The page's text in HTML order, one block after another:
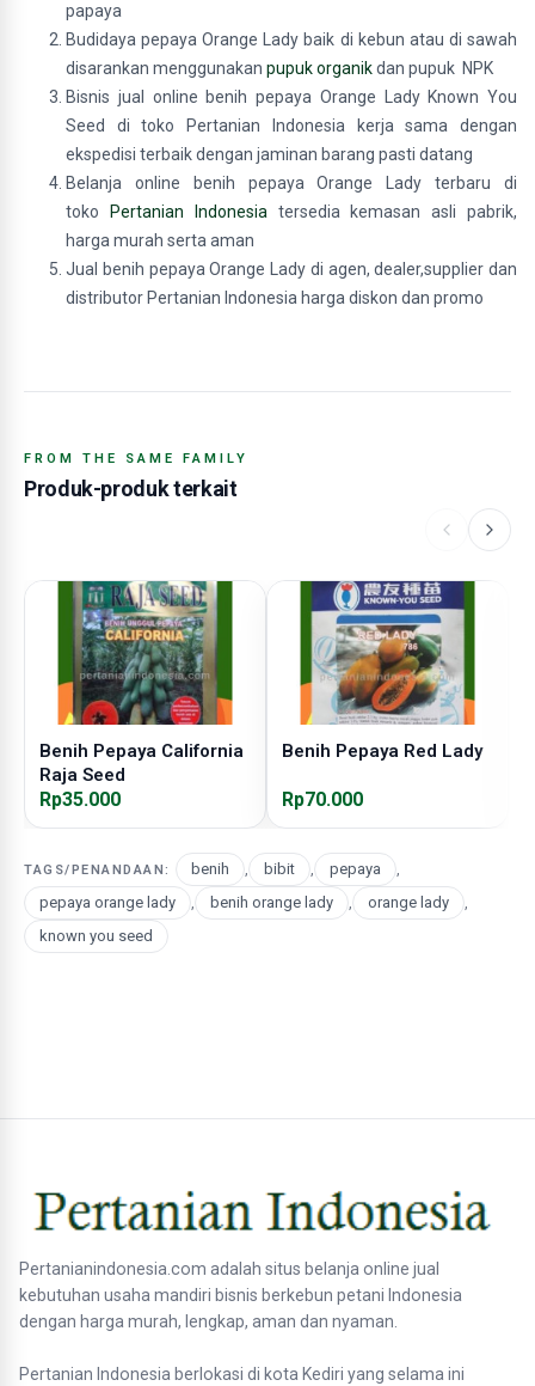
papaya
Budidaya pepaya Orange Lady baik di kebun atau di sawah
disarankan menggunakan pupuk organikdan pupuk NPK
Bisnis jual online benih pepaya Orange Lady Known You
Seed di toko Pertanian Indonesia kerja sama dengan
ekspedisi terbaik dengan jaminan barang pasti datang
Belanja online benih pepaya Orange Ladyterbaru di
toko
Pertanian Indonesia tersedia kemasan asli pabrik,
harga murah serta aman
Jual benih pepaya Orange Lady di agen, dealer,supplier dan
distributor Pertanian Indonesia harga diskon dan promo
FROM THE SAME FAMILY
Produk-produk terkait
Benih Pepaya California
Raja Seed
Rp35.000
Benih Pepaya Red Lady
Rp70.000
TAGS/PENANDAAN: benih , bibit , pepaya
,
pepaya orange lady
, benih orange lady , orange lady
,
known you seed
Pertanianindonesia.com adalah situs belanja online jual
kebutuhan usaha mandiri bisnis berkebun petani Indonesia
dengan harga murah, lengkap, aman dan nyaman.
Pertanian Indonesia berlokasi di kota Kediri yang selama ini